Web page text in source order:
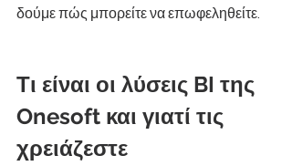
δούμε πώς μπορείτε να επωφεληθείτε.
Τι είναι οι λύσεις BI της
Onesoft και γιατί τις
χρειάζεστε